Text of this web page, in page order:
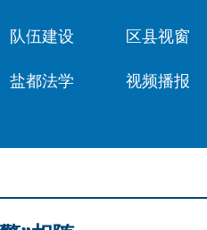
队伍建设 区县视窗
盐都法学 视频播报